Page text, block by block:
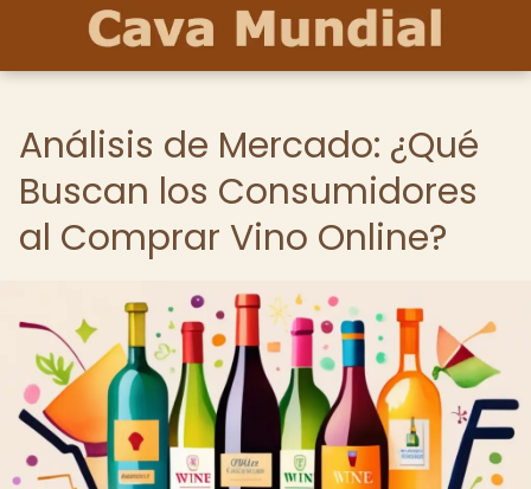
Análisis de Mercado: ¿Qué
Buscan los Consumidores
al Comprar Vino Online?